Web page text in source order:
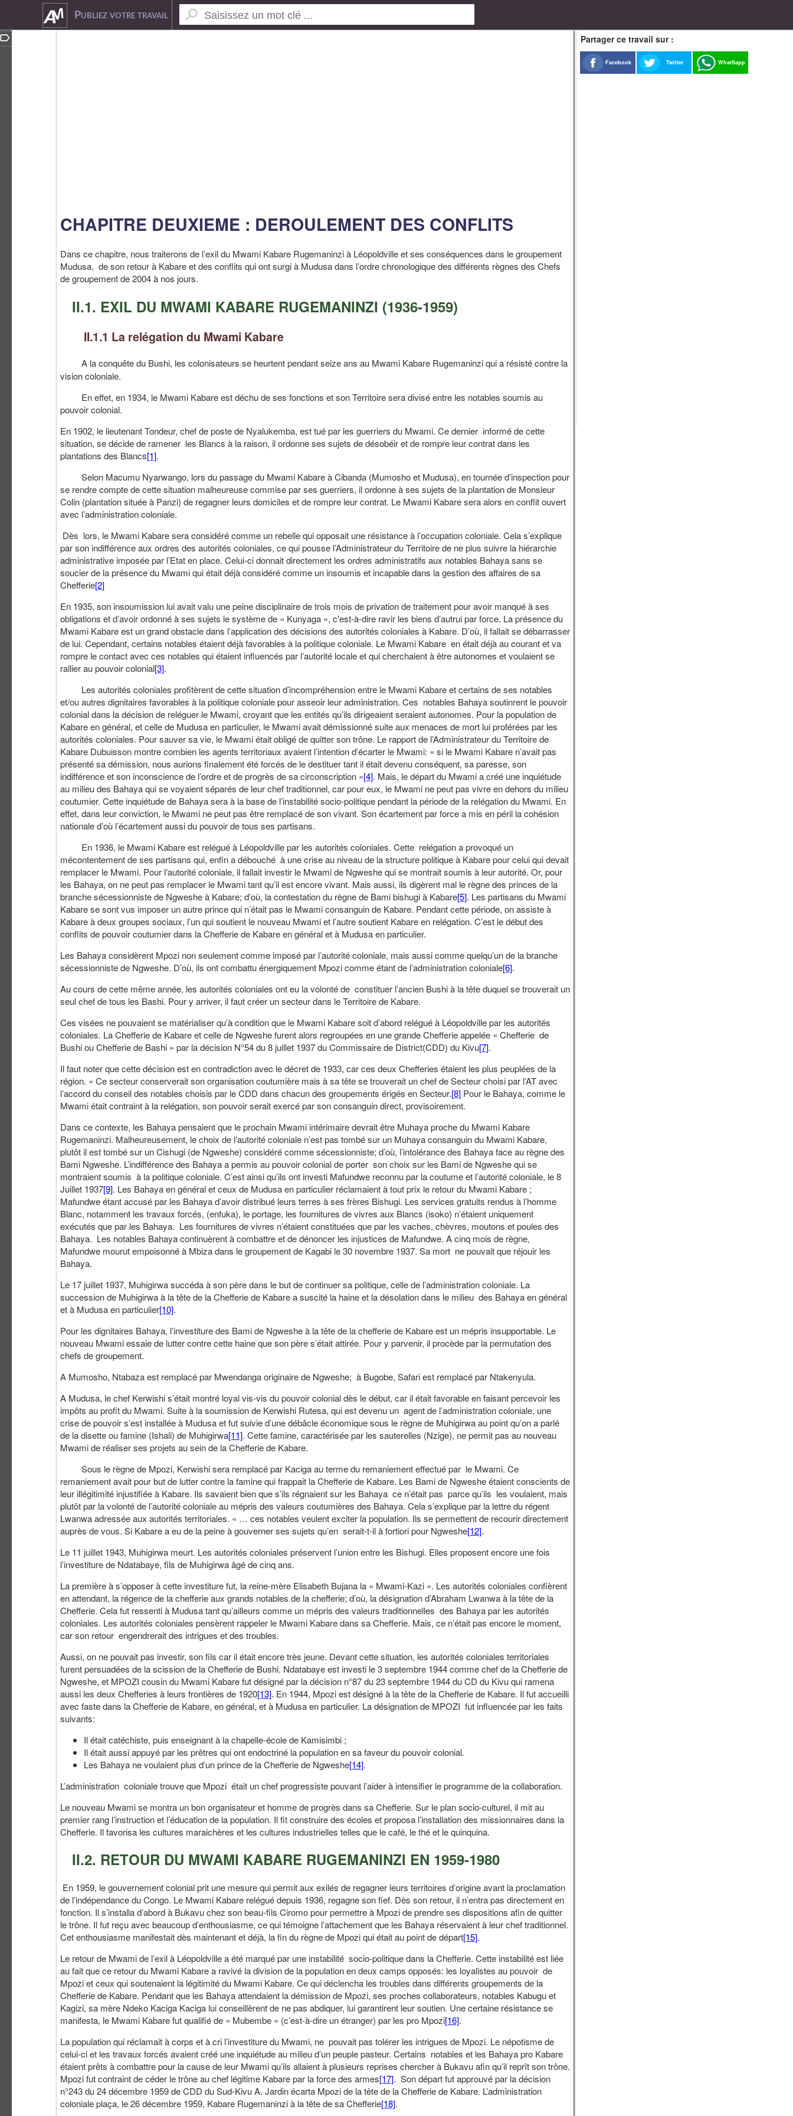
Publiez votre travail
CHAPITRE DEUXIEME : DEROULEMENT DES CONFLITS
Dans ce chapitre, nous traiterons de l’exil du Mwami Kabare Rugemaninzi à Léopoldville et ses conséquences dans le groupement
Mudusa, de son retour à Kabare et des conflits qui ont surgi à Mudusa dans l’ordre chronologique des différents règnes des Chefs
de groupement de 2004 à nos jours.
II.1. EXIL DU MWAMI KABARE RUGEMANINZI (1936-1959)
II.1.1 La relégation du Mwami Kabare
A la conquête du Bushi, les colonisateurs se heurtent pendant seize ans au Mwami Kabare Rugemaninzi qui a résisté contre la
vision coloniale.
En effet, en 1934, le Mwami Kabare est déchu de ses fonctions et son Territoire sera divisé entre les notables soumis au
pouvoir colonial.
En 1902, le lieutenant Tondeur, chef de poste de Nyalukemba, est tué par les guerriers du Mwami. Ce dernier informé de cette
situation, se décide de ramener les Blancs à la raison, il ordonne ses sujets de désobéir et de rompre leur contrat dans les
plantations des Blancs[1].
Selon Macumu Nyarwango, lors du passage du Mwami Kabare à Cibanda (Mumosho et Mudusa), en tournée d’inspection pour
se rendre compte de cette situation malheureuse commise par ses guerriers, il ordonne à ses sujets de la plantation de Monsieur
Colin (plantation située à Panzi) de regagner leurs domiciles et de rompre leur contrat. Le Mwami Kabare sera alors en conflit ouvert
avec l’administration coloniale.
Dès lors, le Mwami Kabare sera considéré comme un rebelle qui opposait une résistance à l’occupation coloniale. Cela s’explique
par son indifférence aux ordres des autorités coloniales, ce qui pousse l’Administrateur du Territoire de ne plus suivre la hiérarchie
administrative imposée par l’Etat en place. Celui-ci donnait directement les ordres administratifs aux notables Bahaya sans se
soucier de la présence du Mwami qui était déjà considéré comme un insoumis et incapable dans la gestion des affaires de sa
Chefferie[2]
En 1935, son insoumission lui avait valu une peine disciplinaire de trois mois de privation de traitement pour avoir manqué à ses
obligations et d’avoir ordonné à ses sujets le système de « Kunyaga », c'est-à-dire ravir les biens d’autrui par force. La présence du
Mwami Kabare est un grand obstacle dans l’application des décisions des autorités coloniales à Kabare. D’où, il fallait se débarrasser
de lui. Cependant, certains notables étaient déjà favorables à la politique coloniale. Le Mwami Kabare en était déjà au courant et va
rompre le contact avec ces notables qui étaient influencés par l’autorité locale et qui cherchaient à être autonomes et voulaient se
rallier au pouvoir colonial[3].
Les autorités coloniales profitèrent de cette situation d’incompréhension entre le Mwami Kabare et certains de ses notables
et/ou autres dignitaires favorables à la politique coloniale pour asseoir leur administration. Ces notables Bahaya soutinrent le pouvoir
colonial dans la décision de reléguer le Mwami, croyant que les entités qu’ils dirigeaient seraient autonomes. Pour la population de
Kabare en général, et celle de Mudusa en particulier, le Mwami avait démissionné suite aux menaces de mort lui proférées par les
autorités coloniales. Pour sauver sa vie, le Mwami était obligé de quitter son trône. Le rapport de l’Administrateur du Territoire de
Kabare Dubuisson montre combien les agents territoriaux avaient l’intention d’écarter le Mwami: « si le Mwami Kabare n’avait pas
présenté sa démission, nous aurions finalement été forcés de le destituer tant il était devenu conséquent, sa paresse, son
indifférence et son inconscience de l’ordre et de progrès de sa circonscription »[4]. Mais, le départ du Mwami a créé une inquiétude
au milieu des Bahaya qui se voyaient séparés de leur chef traditionnel, car pour eux, le Mwami ne peut pas vivre en dehors du milieu
coutumier. Cette inquiétude de Bahaya sera à la base de l’instabilité socio-politique pendant la période de la relégation du Mwami. En
effet, dans leur conviction, le Mwami ne peut pas être remplacé de son vivant. Son écartement par force a mis en péril la cohésion
nationale d’où l’écartement aussi du pouvoir de tous ses partisans.
En 1936, le Mwami Kabare est relégué à Léopoldville par les autorités coloniales. Cette relégation a provoqué un
mécontentement de ses partisans qui, enfin a débouché à une crise au niveau de la structure politique à Kabare pour celui qui devait
remplacer le Mwami. Pour l’autorité coloniale, il fallait investir le Mwami de Ngweshe qui se montrait soumis à leur autorité. Or, pour
les Bahaya, on ne peut pas remplacer le Mwami tant qu’il est encore vivant. Mais aussi, ils digèrent mal le règne des princes de la
branche sécessionniste de Ngweshe à Kabare; d’où, la contestation du règne de Bami bishugi à Kabare[5]. Les partisans du Mwami
Kabare se sont vus imposer un autre prince qui n’était pas le Mwami consanguin de Kabare. Pendant cette période, on assiste à
Kabare à deux groupes sociaux, l’un qui soutient le nouveau Mwami et l’autre soutient Kabare en relégation. C’est le début des
conflits de pouvoir coutumier dans la Chefferie de Kabare en général et à Mudusa en particulier.
Les Bahaya considèrent Mpozi non seulement comme imposé par l’autorité coloniale, mais aussi comme quelqu’un de la branche
sécessionniste de Ngweshe. D’où, ils ont combattu énergiquement Mpozi comme étant de l’administration coloniale[6].
Au cours de cette même année, les autorités coloniales ont eu la volonté de constituer l’ancien Bushi à la tête duquel se trouverait un
seul chef de tous les Bashi. Pour y arriver, il faut créer un secteur dans le Territoire de Kabare.
Ces visées ne pouvaient se matérialiser qu’à condition que le Mwami Kabare soit d’abord relégué à Léopoldville par les autorités
coloniales. La Chefferie de Kabare et celle de Ngweshe furent alors regroupées en une grande Chefferie appelée « Chefferie de
Bushi ou Chefferie de Bashi » par la décision N°54 du 8 juillet 1937 du Commissaire de District(CDD) du Kivu[7].
Il faut noter que cette décision est en contradiction avec le décret de 1933, car ces deux Chefferies étaient les plus peuplées de la
région. « Ce secteur conserverait son organisation coutumière mais à sa tête se trouverait un chef de Secteur choisi par l’AT avec
l’accord du conseil des notables choisis par le CDD dans chacun des groupements érigés en Secteur.[8] Pour le Bahaya, comme le
Mwami était contraint à la relégation, son pouvoir serait exercé par son consanguin direct, provisoirement.
Dans ce contexte, les Bahaya pensaient que le prochain Mwami intérimaire devrait être Muhaya proche du Mwami Kabare
Rugemaninzi. Malheureusement, le choix de l’autorité coloniale n’est pas tombé sur un Muhaya consanguin du Mwami Kabare,
plutôt il est tombé sur un Cishugi (de Ngweshe) considéré comme sécessionniste; d’où, l’intolérance des Bahaya face au règne des
Bami Ngweshe. L’indifférence des Bahaya a permis au pouvoir colonial de porter son choix sur les Bami de Ngweshe qui se
montraient soumis à la politique coloniale. C’est ainsi qu’ils ont investi Mafundwe reconnu par la coutume et l’autorité coloniale, le 8
Juillet 1937[9]. Les Bahaya en général et ceux de Mudusa en particulier réclamaient à tout prix le retour du Mwami Kabare ;
Mafundwe étant accusé par les Bahaya d’avoir distribué leurs terres à ses frères Bishugi. Les services gratuits rendus à l’homme
Blanc, notamment les travaux forcés, (enfuka), le portage, les fournitures de vivres aux Blancs (isoko) n’étaient uniquement
exécutés que par les Bahaya. Les fournitures de vivres n’étaient constituées que par les vaches, chèvres, moutons et poules des
Bahaya. Les notables Bahaya continuèrent à combattre et de dénoncer les injustices de Mafundwe. A cinq mois de règne,
Mafundwe mourut empoisonné à Mbiza dans le groupement de Kagabi le 30 novembre 1937. Sa mort ne pouvait que réjouir les
Bahaya.
Le 17 juillet 1937, Muhigirwa succéda à son père dans le but de continuer sa politique, celle de l’administration coloniale. La
succession de Muhigirwa à la tête de la Chefferie de Kabare a suscité la haine et la désolation dans le milieu des Bahaya en général
et à Mudusa en particulier[10].
Pour les dignitaires Bahaya, l’investiture des Bami de Ngweshe à la tête de la chefferie de Kabare est un mépris insupportable. Le
nouveau Mwami essaie de lutter contre cette haine que son père s’était attirée. Pour y parvenir, il procède par la permutation des
chefs de groupement.
A Mumosho, Ntabaza est remplacé par Mwendanga originaire de Ngweshe; à Bugobe, Safari est remplacé par Ntakenyula.
A Mudusa, le chef Kerwishi s’était montré loyal vis-vis du pouvoir colonial dès le début, car il était favorable en faisant percevoir les
impôts au profit du Mwami. Suite à la soumission de Kerwishi Rutesa, qui est devenu un agent de l’administration coloniale, une
crise de pouvoir s’est installée à Mudusa et fut suivie d’une débâcle économique sous le règne de Muhigirwa au point qu’on a parlé
de la disette ou famine (Ishali) de Muhigirwa[11]. Cette famine, caractérisée par les sauterelles (Nzige), ne permit pas au nouveau
Mwami de réaliser ses projets au sein de la Chefferie de Kabare.
Sous le règne de Mpozi, Kerwishi sera remplacé par Kaciga au terme du remaniement effectué par le Mwami. Ce
remaniement avait pour but de lutter contre la famine qui frappait la Chefferie de Kabare. Les Bami de Ngweshe étaient conscients de
leur illégitimité injustifiée à Kabare. Ils savaient bien que s’ils régnaient sur les Bahaya ce n’était pas parce qu’ils les voulaient, mais
plutôt par la volonté de l’autorité coloniale au mépris des valeurs coutumières des Bahaya. Cela s’explique par la lettre du régent
Lwanwa adressée aux autorités territoriales. « … ces notables veulent exciter la population. Ils se permettent de recourir directement
auprès de vous. Si Kabare a eu de la peine à gouverner ses sujets qu’en serait-t-il à fortiori pour Ngweshe[12].
Le 11 juillet 1943, Muhigirwa meurt. Les autorités coloniales préservent l’union entre les Bishugi. Elles proposent encore une fois
l’investiture de Ndatabaye, fils de Muhigirwa âgé de cinq ans.
La première à s’opposer à cette investiture fut, la reine-mère Elisabeth Bujana la « Mwami-Kazi ». Les autorités coloniales confièrent
en attendant, la régence de la chefferie aux grands notables de la chefferie; d’où, la désignation d’Abraham Lwanwa à la tête de la
Chefferie. Cela fut ressenti à Mudusa tant qu’ailleurs comme un mépris des valeurs traditionnelles des Bahaya par les autorités
coloniales. Les autorités coloniales pensèrent rappeler le Mwami Kabare dans sa Chefferie. Mais, ce n’était pas encore le moment,
car son retour engendrerait des intrigues et des troubles.
Aussi, on ne pouvait pas investir, son fils car il était encore très jeune. Devant cette situation, les autorités coloniales territoriales
furent persuadées de la scission de la Chefferie de Bushi. Ndatabaye est investi le 3 septembre 1944 comme chef de la Chefferie de
Ngweshe, et MPOZI cousin du Mwami Kabare fut désigné par la décision n°87 du 23 septembre 1944 du CD du Kivu qui ramena
aussi les deux Chefferies à leurs frontières de 1920[13]. En 1944, Mpozi est désigné à la tête de la Chefferie de Kabare. Il fut accueilli
avec faste dans la Chefferie de Kabare, en général, et à Mudusa en particulier. La désignation de MPOZI fut influencée par les faits
suivants:
Il était catéchiste, puis enseignant à la chapelle-école de Kamisimbi ;
Il était aussi appuyé par les prêtres qui ont endoctriné la population en sa faveur du pouvoir colonial.
Les Bahaya ne voulaient plus d’un prince de la Chefferie de Ngweshe[14].
L’administration coloniale trouve que Mpozi était un chef progressiste pouvant l’aider à intensifier le programme de la collaboration.
Le nouveau Mwami se montra un bon organisateur et homme de progrès dans sa Chefferie. Sur le plan socio-culturel, il mit au
premier rang l’instruction et l’éducation de la population. Il fit construire des écoles et proposa l’installation des missionnaires dans la
Chefferie. Il favorisa les cultures maraichères et les cultures industrielles telles que le café, le thé et le quinquina.
II.2. RETOUR DU MWAMI KABARE RUGEMANINZI EN 1959-1980
En 1959, le gouvernement colonial prit une mesure qui permit aux exilés de regagner leurs territoires d’origine avant la proclamation
de l’indépendance du Congo. Le Mwami Kabare relégué depuis 1936, regagne son fief. Dès son retour, il n’entra pas directement en
fonction. Il s’installa d’abord à Bukavu chez son beau-fils Ciromo pour permettre à Mpozi de prendre ses dispositions afin de quitter
le trône. Il fut reçu avec beaucoup d’enthousiasme, ce qui témoigne l’attachement que les Bahaya réservaient à leur chef traditionnel.
Cet enthousiasme manifestait dès maintenant et déjà, la fin du règne de Mpozi qui était au point de départ[15].
Le retour de Mwami de l’exil à Léopoldville a été marqué par une instabilité socio-politique dans la Chefferie. Cette instabilité est liée
au fait que ce retour du Mwami Kabare a ravivé la division de la population en deux camps opposés: les loyalistes au pouvoir de
Mpozi et ceux qui soutenaient la légitimité du Mwami Kabare. Ce qui déclencha les troubles dans différents groupements de la
Chefferie de Kabare. Pendant que les Bahaya attendaient la démission de Mpozi, ses proches collaborateurs, notables Kabugu et
Kagizi, sa mère Ndeko Kaciga Kaciga lui conseillèrent de ne pas abdiquer, lui garantirent leur soutien. Une certaine résistance se
manifesta, le Mwami Kabare fut qualifié de « Mubembe » (c’est-à-dire un étranger) par les pro Mpozi[16].
La population qui réclamait à corps et à cri l’investiture du Mwami, ne pouvait pas tolérer les intrigues de Mpozi. Le népotisme de
celui-ci et les travaux forcés avaient créé une inquiétude au milieu d’un peuple pasteur. Certains notables et les Bahaya pro Kabare
étaient prêts à combattre pour la cause de leur Mwami qu’ils allaient à plusieurs reprises chercher à Bukavu afin qu’il reprît son trône.
Mpozi fut contraint de céder le trône au chef légitime Kabare par la force des armes[17]. Son départ fut approuvé par la décision
n°243 du 24 décembre 1959 de CDD du Sud-Kivu A. Jardin écarta Mpozi de la tête de la Chefferie de Kabare. L’administration
coloniale plaça, le 26 décembre 1959, Kabare Rugemaninzi à la tête de sa Chefferie[18].
Partager ce travail sur :
Facebook Twitter WhatSapp